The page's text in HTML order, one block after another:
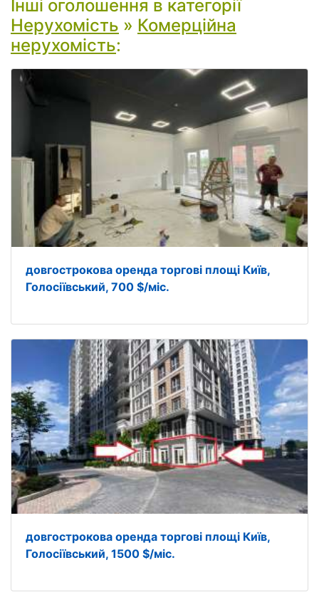
Інші оголошення в категорії
Нерухомість » Комерційна
нерухомість:
довгострокова оренда торгові площі Київ,
Голосіївський, 700 $/міс.
довгострокова оренда торгові площі Київ,
Голосіївський, 1500 $/міс.